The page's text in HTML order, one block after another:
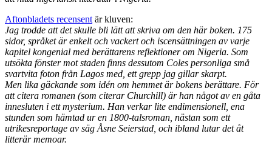
Aftonbladets recensent är kluven:
Jag trodde att det skulle bli lätt att skriva om den här boken. 175
sidor, språket är enkelt och vackert och iscensättningen av varje
kapitel kongenial med berättarens reflektioner om Nigeria. Som
utsökta fönster mot staden finns dessutom Coles personliga små
svartvita foton från Lagos med, ett grepp jag gillar skarpt.
Men lika gäckande som idén om hemmet är bokens berättare. För
att citera romanen (som citerar Churchill) är han något av en gåta
innesluten i ett mysterium. Han verkar lite endimensionell, ena
stunden som hämtad ur en 1800-talsroman, nästan som ett
utrikesreportage av säg Åsne Seierstad, och ibland lutar det åt
litterär memoar.